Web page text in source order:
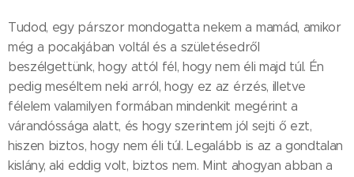
Tudod, egy párszor mondogatta nekem a mamád, amikor
még a pocakjában voltál és a születésedről
beszélgettünk, hogy attól fél, hogy nem éli majd túl. Én
pedig meséltem neki arról, hogy ez az érzés, illetve
félelem valamilyen formában mindenkit megérint a
várandóssága alatt, és hogy szerintem jól sejti ő ezt,
hiszen biztos, hogy nem éli túl. Legalább is az a gondtalan
kislány, aki eddig volt, biztos nem. Mint ahogyan abban a